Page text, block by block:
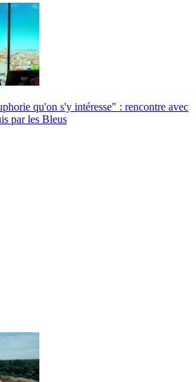
qu'on s'y intéresse" : rencontre avec
par les Bleus